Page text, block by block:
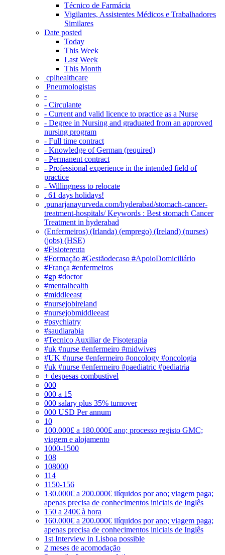
Técnico de Farmácia
Vigilantes, Assistentes Médicos e Trabalhadores
Similares
Date posted
Today
This Week
Last Week
This Month
‎ cplhealthcare‬
Pneumologistas
-
- Circulante
- Current and valid licence to practice as a Nurse
- Degree in Nursing and graduated from an approved
nursing program
- Full time contract
- Knowledge of German (required)
- Permanent contract
- Professional experience in the intended field of
practice
- Willingness to relocate
. 61 days holidays!
.punarjanayurveda.com/hyderabad/stomach-cancer-
treatment-hospitals/ Keywords : Best stomach Cancer
Treatment in hyderabad
(Enfermeiros) (Irlanda) (emprego) (Ireland) (nurses)
(jobs) (HSE)
#Fisiotereuta
#Formação #Gestãodecaso #ApoioDomiciliário
#França #enfermeiros
#gp #doctor
#mentalhealth
#middleeast
#nursejobireland
#nursejobmiddleeast
#psychiatry
#saudiarabia
#Tecnico Auxiliar de Fisoterapia
#uk #nurse #enfermeiro #midwives
#UK #nurse #enfermeiro #oncology #oncologia
#uk #nurse #enfermeiro #paediatric #pediatria
+ despesas combustivel
000
000 a 15
000 salary plus 35% turnover
000 USD Per annum
10
100.000£ a 180.000£ ano; processo registo GMC;
viagem e alojamento
1000-1500
108
108000
114
1150-156
130.000€ a 200.000€ ilíquidos por ano; viagem paga;
apenas precisa de conhecimentos iniciais de Inglês
150 a 240€ à hora
160.000€ a 200.000€ ilíquidos por ano; viagem paga;
apenas precisa de conhecimentos iniciais de Inglês
1st Interview in Lisboa possible
2 meses de acomodação